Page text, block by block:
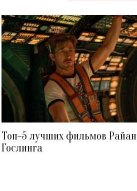
Топ-5 лучших фильмов
Гослинга